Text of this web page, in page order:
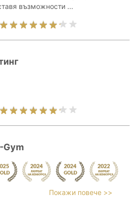
възможности ...
Gym
Покажи повече >>